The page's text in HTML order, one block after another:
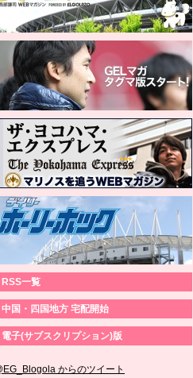
RSS一覧
中国・四国地方 宅配開始
電子(サブスクリプション)版
からのツイート